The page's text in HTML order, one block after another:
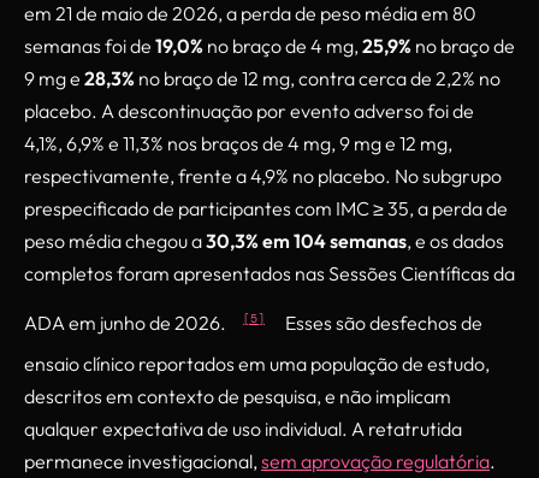
em 21 de maio de 2026, a perda de peso média em 80
semanas foi de 19,0% no braço de 4 mg,25,9% no braço de
9 mg e 28,3% no braço de 12 mg, contra cerca de 2,2% no
placebo. A descontinuação por evento adverso foi de
4,1%, 6,9% e 11,3% nos braços de 4 mg, 9 mg e 12 mg,
respectivamente, frente a 4,9% no placebo. No subgrupo
prespecificado de participantes com IMC ≥ 35, a perda de
peso média chegou a30,3% em 104 semanas, e os dados
completos foram apresentados nas Sessões Científicas da
ADA em junho de 2026. [5]
Esses são desfechos de
ensaio clínico reportados em uma população de estudo,
descritos em contexto de pesquisa, e não implicam
qualquer expectativa de uso individual. A retatrutida
permanece investigacional,sem aprovação regulatória.